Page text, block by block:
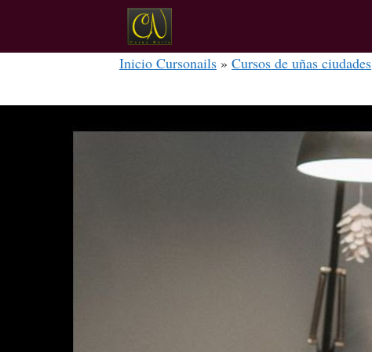
Inicio Cursonails » Cursos de uñas ciudades